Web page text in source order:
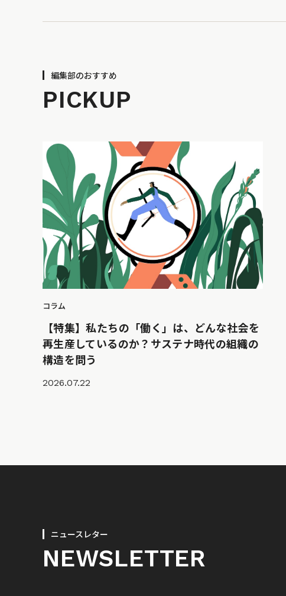
編集部のおすすめ
PICKUP
コラム
【特集】私たちの「働く」は、どんな社会を
再生産しているのか？サステナ時代の組織の
構造を問う
2026.07.22
ニュースレター
NEWSLETTER